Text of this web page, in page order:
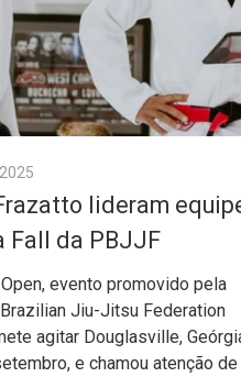
lideram
Fall da PBJJF
evento promovido pela
Jiu-Jitsu Federation
agitar Douglasville,
e chamou atenção de